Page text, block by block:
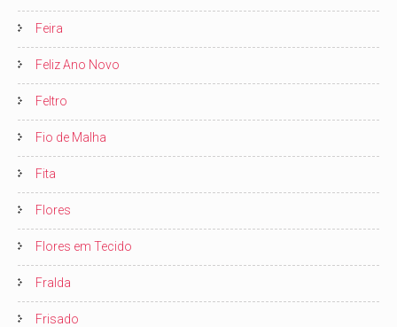
Feira
Feliz Ano Novo
Feltro
Fio de Malha
Fita
Flores
Flores em Tecido
Fralda
Frisado